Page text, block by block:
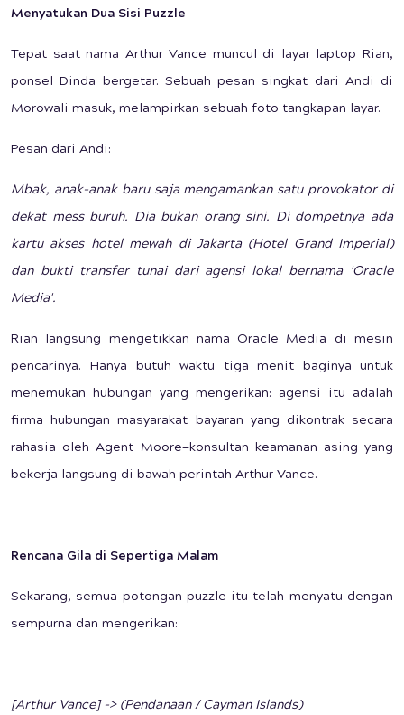
Menyatukan Dua Sisi Puzzle
Tepat saat nama Arthur Vance muncul di layar laptop Rian,
ponsel Dinda bergetar. Sebuah pesan singkat dari Andi di
Morowali masuk, melampirkan sebuah foto tangkapan layar.
Pesan dari Andi:
Mbak, anak-anak baru saja mengamankan satu provokator di
dekat mess buruh. Dia bukan orang sini. Di dompetnya ada
kartu akses hotel mewah di Jakarta (Hotel Grand Imperial)
dan bukti transfer tunai dari agensi lokal bernama 'Oracle
Media'.
Rian langsung mengetikkan nama Oracle Media di mesin
pencarinya. Hanya butuh waktu tiga menit baginya untuk
menemukan hubungan yang mengerikan: agensi itu adalah
firma hubungan masyarakat bayaran yang dikontrak secara
rahasia oleh Agent Moore—konsultan keamanan asing yang
bekerja langsung di bawah perintah Arthur Vance.
Rencana Gila di Sepertiga Malam
Sekarang, semua potongan puzzle itu telah menyatu dengan
sempurna dan mengerikan:
[Arthur Vance] -> (Pendanaan / Cayman Islands)